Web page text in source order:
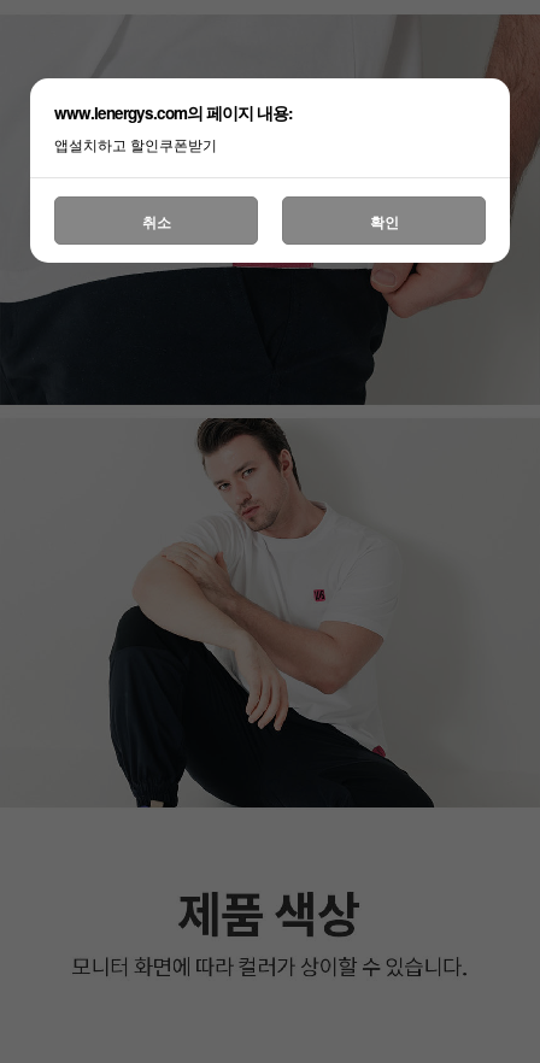
www.lenergys.com의 페이지 내용:
앱설치하고 할인쿠폰받기
취소 확인